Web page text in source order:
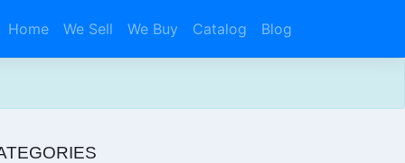
Home We Sell We Buy Catalog Blog